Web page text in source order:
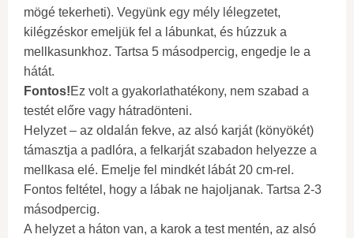
mögé tekerheti). Vegyünk egy mély lélegzetet,
kilégzéskor emeljük fel a lábunkat, és húzzuk a
mellkasunkhoz. Tartsa 5 másodpercig, engedje le a
hátát.
Fontos!Ez volt a gyakorlathatékony, nem szabad a
testét előre vagy hátradönteni.
Helyzet – az oldalán fekve, az alsó karját (könyökét)
támasztja a padlóra, a felkarját szabadon helyezze a
mellkasa elé. Emelje fel mindkét lábát 20 cm-rel.
Fontos feltétel, hogy a lábak ne hajoljanak. Tartsa 2-3
másodpercig.
A helyzet a háton van, a karok a test mentén, az alsó